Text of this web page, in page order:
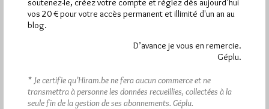
vos 20 € pour votre accès permanent et illimité d'un an au
blog.
D’avance je vous en remercie.
Géplu.
* Je certifie qu’Hiram.be ne fera aucun commerce et ne
transmettra à personne les données recueillies, collectées à la
seule fin de la gestion de ses abonnements. Géplu.